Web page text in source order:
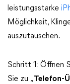
leistungsstarke
Möglichkeit,
auszutauschen.
Schritt 1: Öffnen
Sie zu „Telefon-